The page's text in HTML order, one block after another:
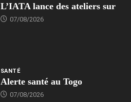
L’IATA lance des ateliers sur
07/08/2026
SANTÉ
Alerte santé au Togo
07/08/2026